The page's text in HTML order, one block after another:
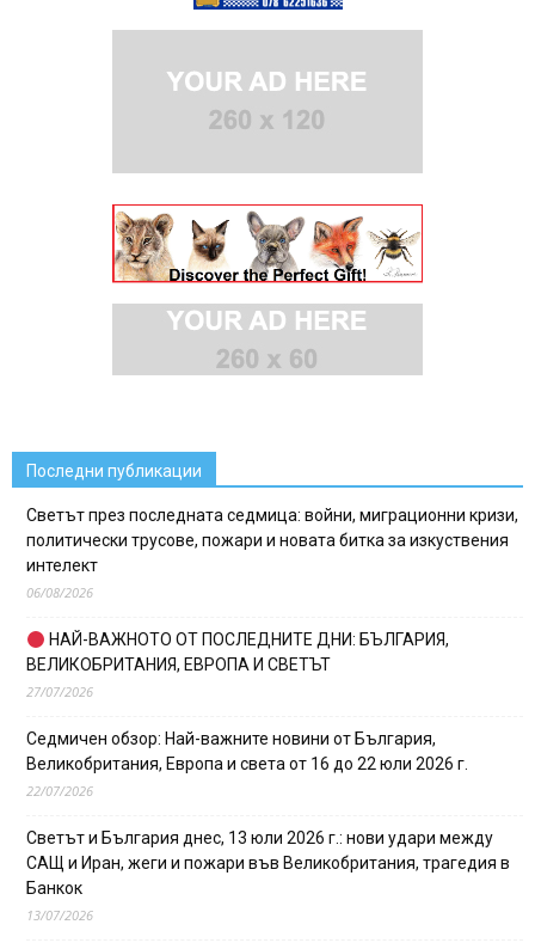
Последни публикации
Светът през последната седмица: войни, миграционни кризи,
политически трусове, пожари и новата битка за изкуствения
интелект
06/08/2026
НАЙ-ВАЖНОТО ОТ ПОСЛЕДНИТЕ ДНИ: БЪЛГАРИЯ,
ВЕЛИКОБРИТАНИЯ, ЕВРОПА И СВЕТЪТ
27/07/2026
Седмичен обзор: Най-важните новини от България,
Великобритания, Европа и света от 16 до 22 юли 2026 г.
22/07/2026
Светът и България днес, 13 юли 2026 г.: нови удари между
САЩ и Иран, жеги и пожари във Великобритания, трагедия в
Банкок
13/07/2026